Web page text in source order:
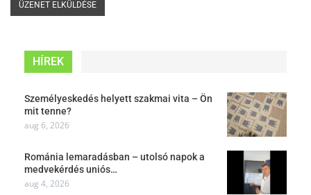
HÍREK
Személyeskedés helyett szakmai vita – Ön
mit tenne?
aug 6, 2026
Románia lemaradásban – utolsó napok a
medvekérdés uniós…
aug 4, 2026